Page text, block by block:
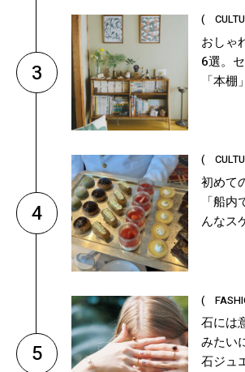
3
(
おしゃ
6選。
「本棚
4
(
初めて
「船
んなス
5
(
石には
みたい
石ジュ